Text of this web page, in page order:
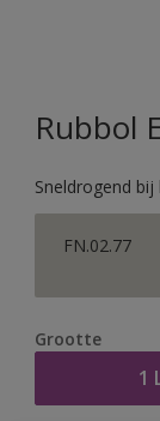
Rubbol
Sneldrogend
FN.02.77
Grootte
1